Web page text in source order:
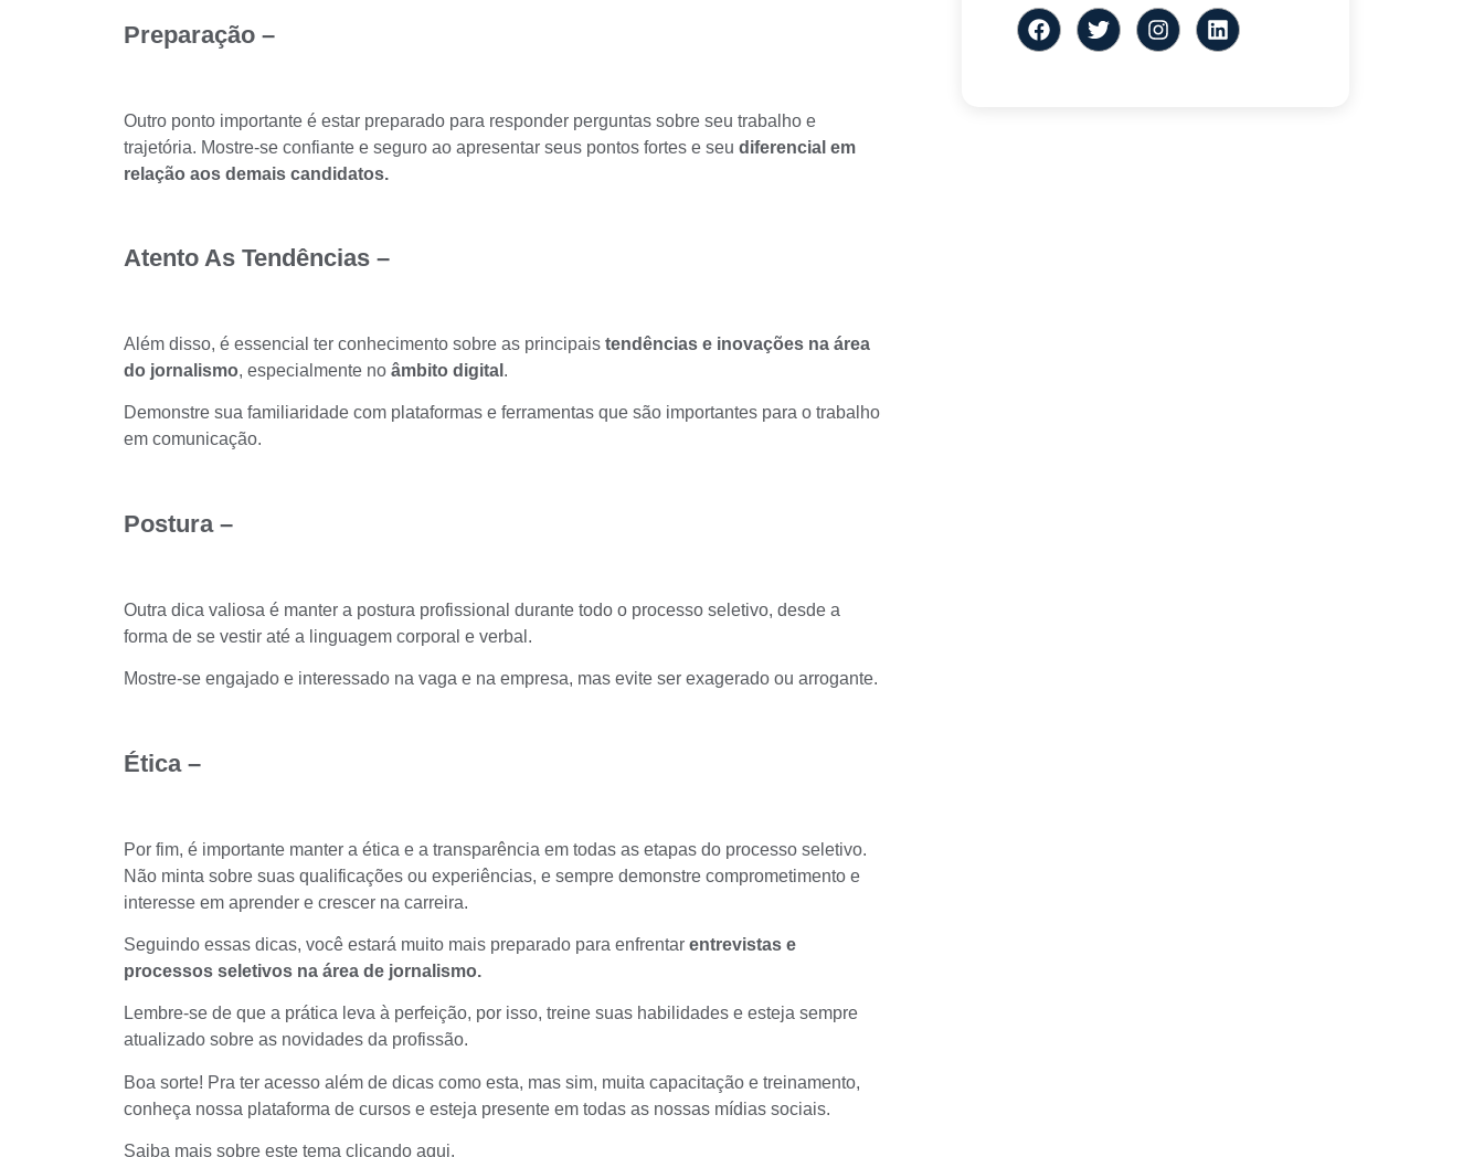
Preparação –
Outro ponto importante é estar preparado para responder perguntas sobre seu trabalho e
trajetória. Mostre-se confiante e seguro ao apresentar seus pontos fortes e seu diferencial em
relação aos demais candidatos.
Atento As Tendências –
Além disso, é essencial ter conhecimento sobre as principais tendências e inovações na área
do jornalismo, especialmente no âmbito digital .
Demonstre sua familiaridade com plataformas e ferramentas que são importantes para o trabalho
em comunicação.
Postura –
Outra dica valiosa é manter a postura profissional durante todo o processo seletivo, desde a
forma de se vestir até a linguagem corporal e verbal.
Mostre-se engajado e interessado na vaga e na empresa, mas evite ser exagerado ou arrogante.
Ética –
Por fim, é importante manter a ética e a transparência em todas as etapas do processo seletivo.
Não minta sobre suas qualificações ou experiências, e sempre demonstre comprometimento e
interesse em aprender e crescer na carreira.
Seguindo essas dicas, você estará muito mais preparado para enfrentar entrevistas e
processos seletivos na área de jornalismo.
Lembre-se de que a prática leva à perfeição, por isso, treine suas habilidades e esteja sempre
atualizado sobre as novidades da profissão.
Boa sorte! Pra ter acesso além de dicas como esta, mas sim, muita capacitação e treinamento,
conheça nossa plataforma de cursos e esteja presente em todas as nossas mídias sociais.
Saiba mais sobre este tema clicando aqui.